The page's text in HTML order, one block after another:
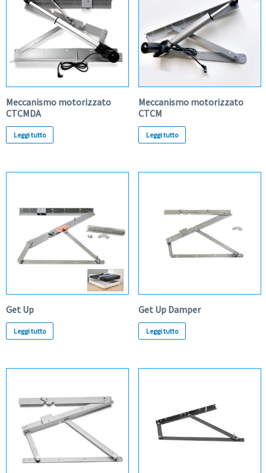
Meccanismo motorizzato
CTCMDA
Leggi tutto
Meccanismo motorizzato
CTCM
Leggi tutto
Get Up
Leggi tutto
Get Up Damper
Leggi tutto